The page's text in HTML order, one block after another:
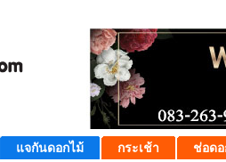
แจกันดอกไม้ กระเช้า ช่อดอ